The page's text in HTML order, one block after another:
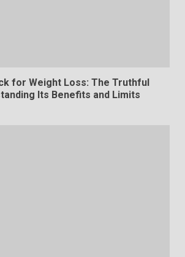
for Weight Loss: The Truthful
Its Benefits and Limits